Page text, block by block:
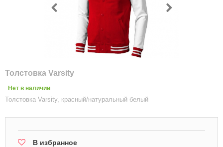
Толстовка Varsity
Нет в наличии
Толстовка Varsity, красный/натуральный белый
В избранное